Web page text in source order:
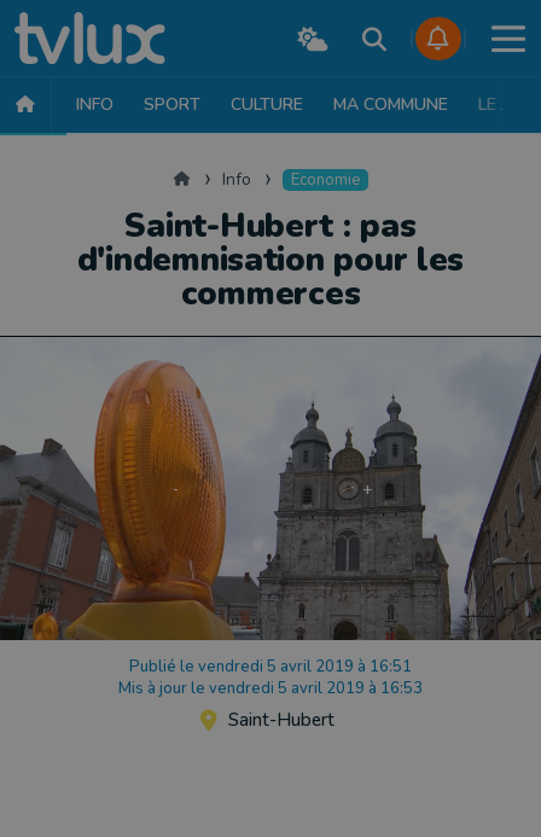
INFO SPORT CULTURE MA COMMUNE LE JT
AccueilInfo Economie
Saint-Hubert : pas
d'indemnisation pour les
commerces
Publié le vendredi 5 avril 2019 à 16:51
Mis à jour le vendredi 5 avril 2019 à 16:53
Saint-Hubert